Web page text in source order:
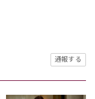
通報する